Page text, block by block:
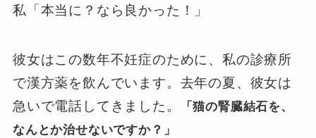
私「本当に？なら良かった！」
彼女はこの数年不妊症のために、私の診療所
で漢方薬を飲んでいます。去年の夏、彼女は
急いで電話してきました。
「猫の腎臓結石を、
なんとか治せないですか？」